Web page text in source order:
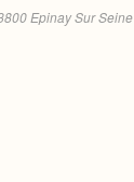
Epinay Sur Seine